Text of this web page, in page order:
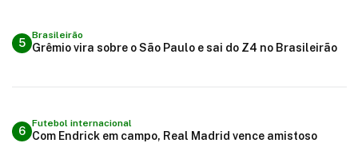
5
Brasileirão
Grêmio vira sobre o São Paulo e sai do Z4 no Brasileirão
6
Futebol internacional
Com Endrick em campo, Real Madrid vence amistoso